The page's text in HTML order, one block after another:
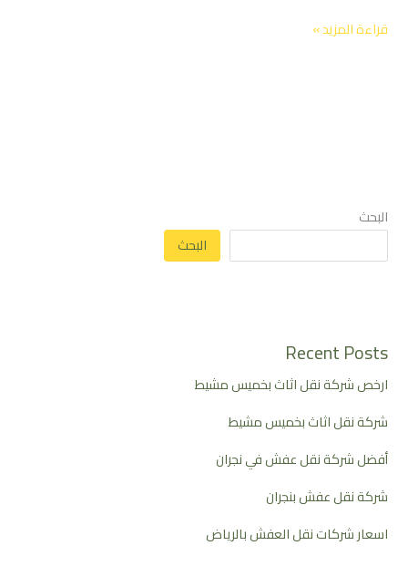
قراءة المزيد »
البحث
البحث
Recent Posts
ارخص شركة نقل اثاث بخميس مشيط
شركة نقل اثاث بخميس مشيط
أفضل شركة نقل عفش في نجران
شركة نقل عفش بنجران
اسعار شركات نقل العفش بالرياض